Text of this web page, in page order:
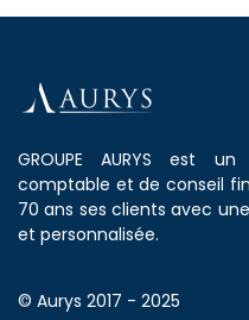
GROUPE AURYS est
comptable et de conseil
70 ans ses clients avec
et personnalisée.
© Aurys 2017 - 2025